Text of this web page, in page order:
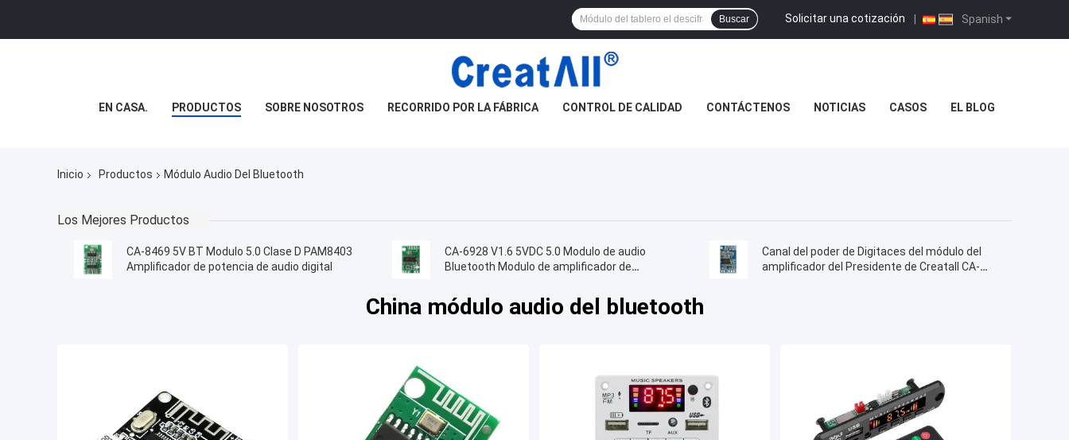
Spanish
Solicitar una cotización |
Buscar
EN CASA. PRODUCTOS SOBRE NOSOTROS RECORRIDO POR LA FÁBRICA CONTROL DE CALIDAD CONTÁCTENOS NOTICIAS CASOS EL BLOG
Inicio Productos Módulo Audio Del Bluetooth
Los Mejores Productos
CA-8469 5V BT Modulo 5.0 Clase D PAM8403
Amplificador de potencia de audio digital
CA-6928 V1.6 5VDC 5.0 Modulo de audio
Bluetooth Modulo de amplificador de
Canal del poder de Digitaces del módulo del
amplificador del Presidente de Creatall CA-
China módulo audio del bluetooth